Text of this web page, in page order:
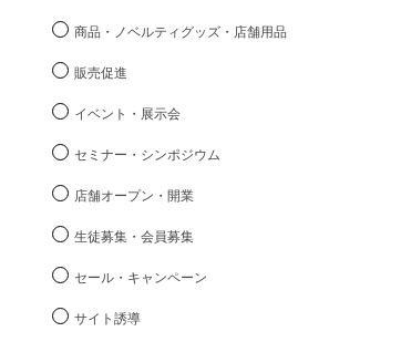
商品・ノベルティグッズ・店舗用品
販売促進
イベント・展示会
セミナー・シンポジウム
店舗オープン・開業
生徒募集・会員募集
セール・キャンペーン
サイト誘導